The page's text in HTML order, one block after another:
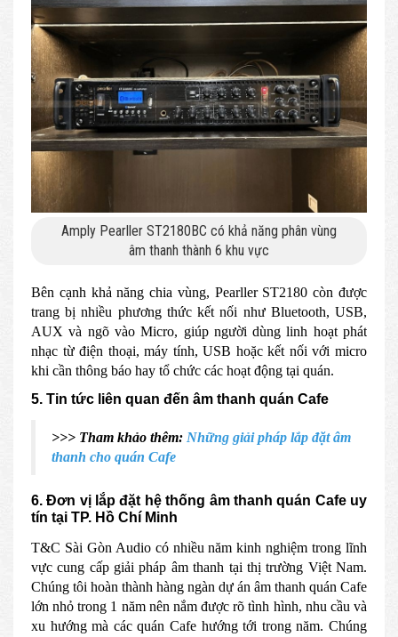
Amply Pearller ST2180BC có khả năng phân vùng
âm thanh thành 6 khu vực
Bên cạnh khả năng chia vùng, Pearller ST2180 còn được
trang bị nhiều phương thức kết nối như Bluetooth, USB,
AUX và ngõ vào Micro, giúp người dùng linh hoạt phát
nhạc từ điện thoại, máy tính, USB hoặc kết nối với micro
khi cần thông báo hay tổ chức các hoạt động tại quán.
5. Tin tức liên quan đến âm thanh quán Cafe
>>> Tham khảo thêm: Những giải pháp lắp đặt âm
thanh cho quán Cafe
6. Đơn vị lắp đặt hệ thống âm thanh quán Cafe uy
tín tại TP. Hồ Chí Minh
T&C Sài Gòn Audio có nhiều năm kinh nghiệm trong lĩnh
vực cung cấp giải pháp âm thanh tại thị trường Việt Nam.
Chúng tôi hoàn thành hàng ngàn dự án âm thanh quán Cafe
lớn nhỏ trong 1 năm nên nắm được rõ tình hình, nhu cầu và
xu hướng mà các quán Cafe hướng tới trong năm. Chúng